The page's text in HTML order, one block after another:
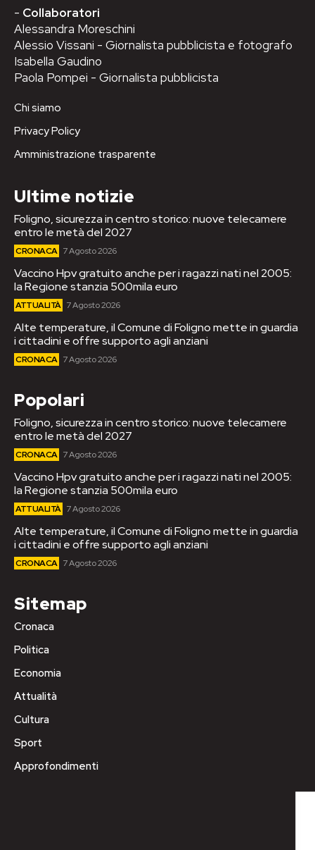
- Collaboratori
Alessandra Moreschini
Alessio Vissani - Giornalista pubblicista e fotografo
Isabella Gaudino
Paola Pompei - Giornalista pubblicista
Chi siamo
Privacy Policy
Amministrazione trasparente
Ultime notizie
Foligno, sicurezza in centro storico: nuove telecamere
entro le metà del 2027
CRONACA 7 Agosto 2026
Vaccino Hpv gratuito anche per i ragazzi nati nel 2005:
la Regione stanzia 500mila euro
ATTUALITÀ 7 Agosto 2026
Alte temperature, il Comune di Foligno mette in guardia
i cittadini e offre supporto agli anziani
CRONACA 7 Agosto 2026
Popolari
Foligno, sicurezza in centro storico: nuove telecamere
entro le metà del 2027
CRONACA 7 Agosto 2026
Vaccino Hpv gratuito anche per i ragazzi nati nel 2005:
la Regione stanzia 500mila euro
ATTUALITÀ 7 Agosto 2026
Alte temperature, il Comune di Foligno mette in guardia
i cittadini e offre supporto agli anziani
CRONACA 7 Agosto 2026
Sitemap
Cronaca
Politica
Economia
Attualità
Cultura
Sport
Approfondimenti